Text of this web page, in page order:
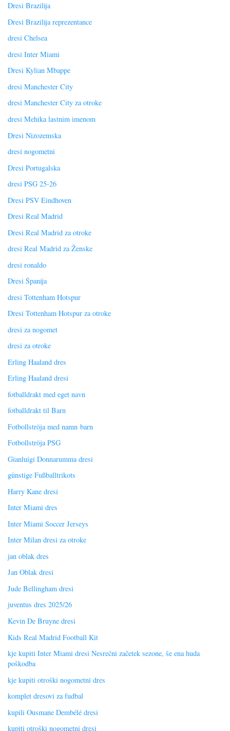
Dresi Brazilija
Dresi Brazilija reprezentance
dresi Chelsea
dresi Inter Miami
Dresi Kylian Mbappe
dresi Manchester City
dresi Manchester City za otroke
dresi Mehika lastnim imenom
Dresi Nizozemska
dresi nogometni
Dresi Portugalska
dresi PSG 25-26
Dresi PSV Eindhoven
Dresi Real Madrid
Dresi Real Madrid za otroke
dresi Real Madrid za Ženske
dresi ronaldo
Dresi Španija
dresi Tottenham Hotspur
Dresi Tottenham Hotspur za otroke
dresi za nogomet
dresi za otroke
Erling Haaland dres
Erling Haaland dresi
fotballdrakt med eget navn
fotballdrakt til Barn
Fotbollströja med namn barn
Fotbollströja PSG
Gianluigi Donnarumma dresi
günstige Fußballtrikots
Harry Kane dresi
Inter Miami dres
Inter Miami Soccer Jerseys
Inter Milan dresi za otroke
jan oblak dres
Jan Oblak dresi
Jude Bellingham dresi
juventus dres 2025/26
Kevin De Bruyne dresi
Kids Real Madrid Football Kit
kje kupiti Inter Miami dresi Nesrečni začetek sezone, še ena huda
poškodba
kje kupiti otroški nogometni dres
komplet dresovi za fudbal
kupili Ousmane Dembélé dresi
kupiti otroški nogometni dresi